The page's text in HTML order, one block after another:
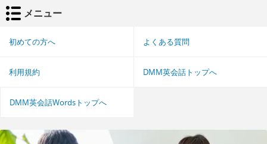
メニュー
初めての方へ よくある質問
利用規約 DMM英会話トップへ
DMM英会話Wordsトップへ